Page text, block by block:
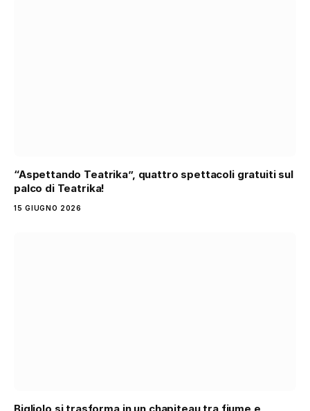
“Aspettando Teatrika”, quattro spettacoli gratuiti sul
palco di Teatrika!
15 GIUGNO 2026